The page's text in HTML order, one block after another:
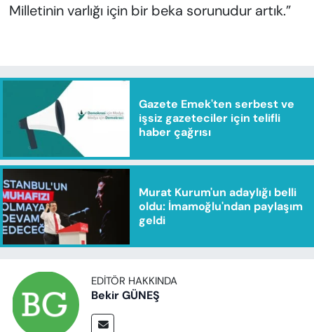
Milletinin varlığı için bir beka sorunudur artık.”
Gazete Emek'ten serbest ve
işsiz gazeteciler için telifli
haber çağrısı
Murat Kurum'un adaylığı belli
oldu: İmamoğlu'ndan paylaşım
geldi
EDITÖR HAKKINDA
Bekir GÜNEŞ